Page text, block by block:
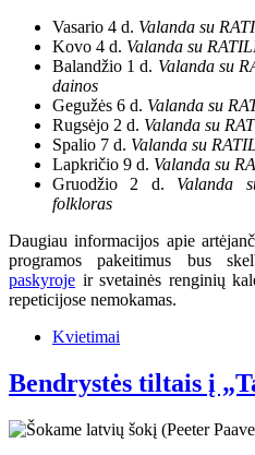
Vasario 4 d. Valanda su
Kovo 4 d. Valanda su
Balandžio 1 d. Valanda su
dainos
Gegužės 6 d. Valanda su
Rugsėjo 2 d. Valanda su
Spalio 7 d. Valanda su
Lapkričio 9 d. Valanda su
Gruodžio 2 d. Valanda
folkloras
Daugiau informacijos apie
programos pakeitimus bus
paskyroje ir svetainės renginių
repeticijose nemokamas.
Kvietimai
Bendrystės tiltais į